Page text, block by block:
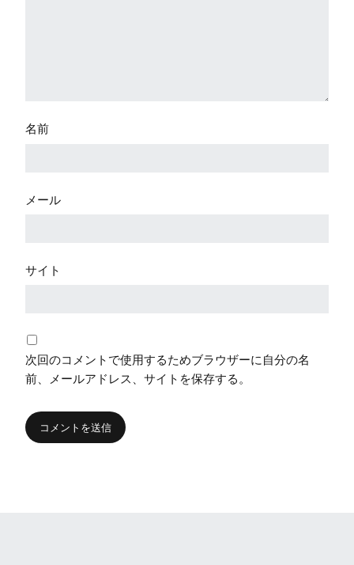
名前
メール
サイト
次回のコメントで使用するためブラウザーに自分の名
前、メールアドレス、サイトを保存する。